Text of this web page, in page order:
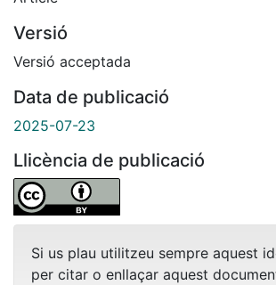
Versió
Versió acceptada
Data de publicació
2025-07-23
Llicència de publicació
Si us plau utilitzeu sempre aquest
per citar o enllaçar aquest